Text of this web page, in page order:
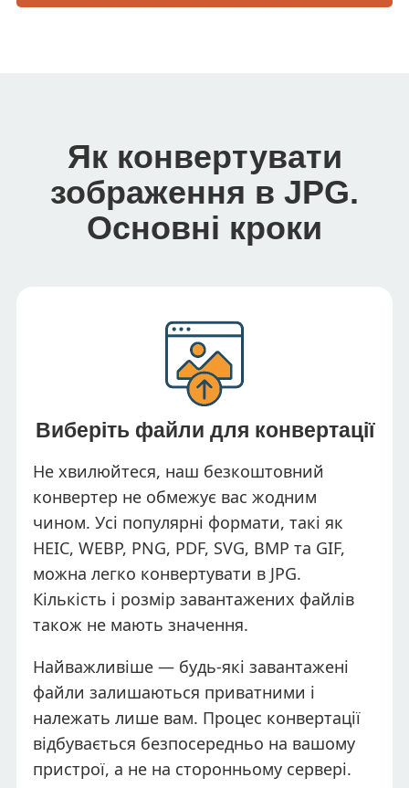
Як конвертувати
зображення в JPG.
Основні кроки
Виберіть файли для конвертації
Не хвилюйтеся, наш безкоштовний
конвертер не обмежує вас жодним
чином. Усі популярні формати, такі як
HEIC, WEBP, PNG, PDF, SVG, BMP та GIF,
можна легко конвертувати в JPG.
Кількість і розмір завантажених файлів
також не мають значення.
Найважливіше — будь-які завантажені
файли залишаються приватними і
належать лише вам. Процес конвертації
відбувається безпосередньо на вашому
пристрої, а не на сторонньому сервері.